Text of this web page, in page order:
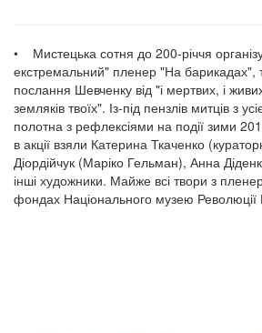
• Мистецька сотня до 200-річчя
екстремальний" пленер "На барикадах",
послання Шевченку від "і мертвих, і
земляків твоїх". Із-під пензлів митців з
полотна з рефлексіями на події зими
в акції взяли Катерина Ткаченко
Діордійчук (Маріко Гельман), Анна
інші художники. Майже всі твори з
фондах Національного музею Революції